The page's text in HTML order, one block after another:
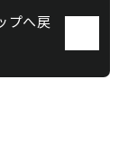
プへ戻